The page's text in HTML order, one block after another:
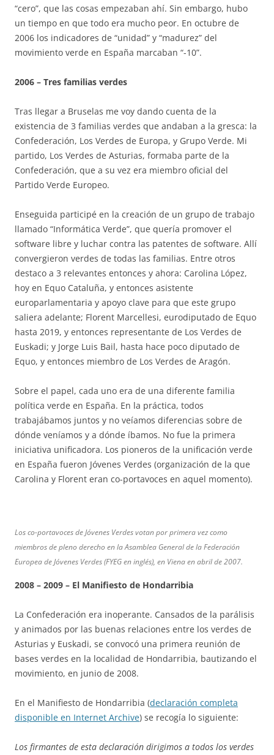
“cero”, que las cosas empezaban ahí. Sin embargo, hubo
un tiempo en que todo era mucho peor. En octubre de
2006 los indicadores de “unidad” y “madurez” del
movimiento verde en España marcaban “-10”.
2006 – Tres familias verdes
Tras llegar a Bruselas me voy dando cuenta de la
existencia de 3 familias verdes que andaban a la gresca: la
Confederación, Los Verdes de Europa, y Grupo Verde. Mi
partido, Los Verdes de Asturias, formaba parte de la
Confederación, que a su vez era miembro oficial del
Partido Verde Europeo.
Enseguida participé en la creación de un grupo de trabajo
llamado “Informática Verde”, que quería promover el
software libre y luchar contra las patentes de software. Allí
convergieron verdes de todas las familias. Entre otros
destaco a 3 relevantes entonces y ahora: Carolina López,
hoy en Equo Cataluña, y entonces asistente
europarlamentaria y apoyo clave para que este grupo
saliera adelante; Florent Marcellesi, eurodiputado de Equo
hasta 2019, y entonces representante de Los Verdes de
Euskadi; y Jorge Luis Bail, hasta hace poco diputado de
Equo, y entonces miembro de Los Verdes de Aragón.
Sobre el papel, cada uno era de una diferente familia
política verde en España. En la práctica, todos
trabajábamos juntos y no veíamos diferencias sobre de
dónde veníamos y a dónde íbamos. No fue la primera
iniciativa unificadora. Los pioneros de la unificación verde
en España fueron Jóvenes Verdes (organización de la que
Carolina y Florent eran co-portavoces en aquel momento).
Los co-portavoces de Jóvenes Verdes votan por primera vez como
miembros de pleno derecho en la Asamblea General de la Federación
Europea de Jóvenes Verdes (FYEG en inglés), en Viena en abril de 2007.
2008 – 2009 – El Manifiesto de Hondarribia
La Confederación era inoperante. Cansados de la parálisis
y animados por las buenas relaciones entre los verdes de
Asturias y Euskadi, se convocó una primera reunión de
bases verdes en la localidad de Hondarribia, bautizando el
movimiento, en junio de 2008.
En el Manifiesto de Hondarribia (declaración completa
disponible en Internet Archive) se recogía lo siguiente:
Los firmantes de esta declaración dirigimos a todos los verdes